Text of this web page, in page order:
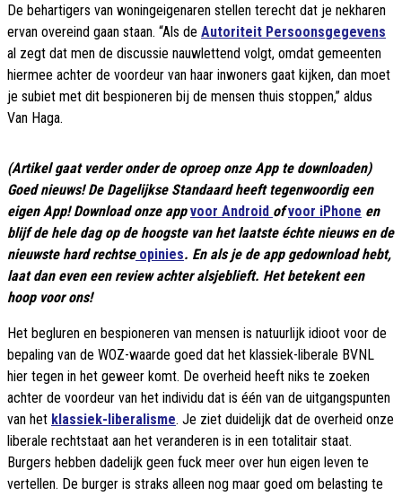
De behartigers van woningeigenaren stellen terecht dat je nekharen
ervan overeind gaan staan. “Als de Autoriteit Persoonsgegevens
al zegt dat men de discussie nauwlettend volgt, omdat gemeenten
hiermee achter de voordeur van haar inwoners gaat kijken, dan moet
je subiet met dit bespioneren bij de mensen thuis stoppen,” aldus
Van Haga.
(Artikel gaat verder onder de oproep onze App te downloaden)
Goed nieuws! De Dagelijkse Standaard heeft tegenwoordig een
eigen App! Download onze appvoor Android ofvoor iPhone en
blijf de hele dag op de hoogste van het laatste échte nieuws en de
nieuwste hard rechtseopinies. En als je de app gedownload hebt,
laat dan even een review achter alsjeblieft. Het betekent een
hoop voor ons!
Het begluren en bespioneren van mensen is natuurlijk idioot voor de
bepaling van de WOZ-waarde goed dat het klassiek-liberale BVNL
hier tegen in het geweer komt. De overheid heeft niks te zoeken
achter de voordeur van het individu dat is één van de uitgangspunten
van het klassiek-liberalisme. Je ziet duidelijk dat de overheid onze
liberale rechtstaat aan het veranderen is in een totalitair staat.
Burgers hebben dadelijk geen fuck meer over hun eigen leven te
vertellen. De burger is straks alleen nog maar goed om belasting te